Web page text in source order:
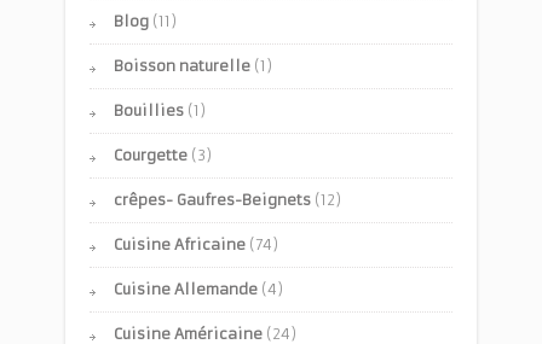
Blog (11)
Boisson naturelle (1)
Bouillies (1)
Courgette (3)
crêpes- Gaufres-Beignets (12)
Cuisine Africaine (74)
Cuisine Allemande (4)
Cuisine Américaine (24)